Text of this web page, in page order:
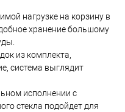
нагрузке на корзину в
хранение большому
из комплекта,
система выглядит
исполнении с
стекла подойдет для